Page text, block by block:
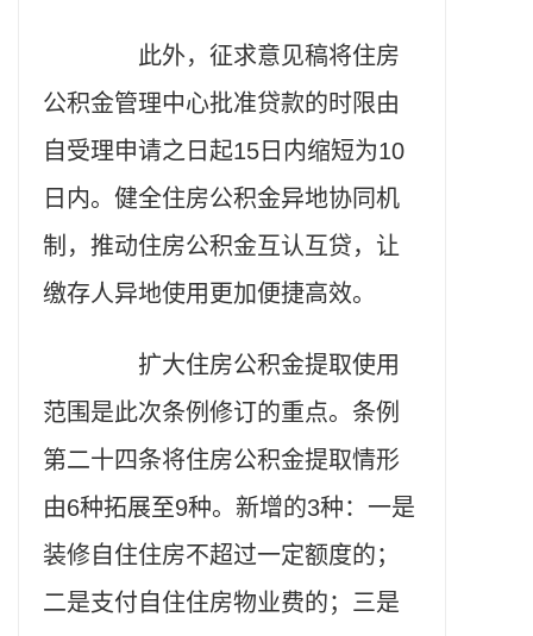
此外，征求意见稿将住房
公积金管理中心批准贷款的时限由
自受理申请之日起15日内缩短为10
日内。健全住房公积金异地协同机
制，推动住房公积金互认互贷，让
缴存人异地使用更加便捷高效。
扩大住房公积金提取使用
范围是此次条例修订的重点。条例
第二十四条将住房公积金提取情形
由6种拓展至9种。新增的3种：一是
装修自住住房不超过一定额度的；
二是支付自住住房物业费的；三是